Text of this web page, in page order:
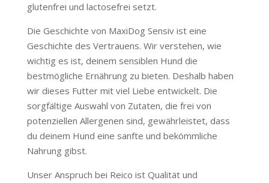
glutenfrei und lactosefrei setzt.
Die Geschichte von MaxiDog Sensiv ist eine
Geschichte des Vertrauens. Wir verstehen, wie
wichtig es ist, deinem sensiblen Hund die
bestmögliche Ernährung zu bieten. Deshalb haben
wir dieses Futter mit viel Liebe entwickelt. Die
sorgfältige Auswahl von Zutaten, die frei von
potenziellen Allergenen sind, gewährleistet, dass
du deinem Hund eine sanfte und bekömmliche
Nahrung gibst.
Unser Anspruch bei Reico ist Qualität und